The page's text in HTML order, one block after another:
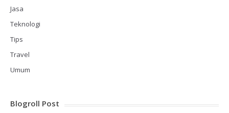
Jasa
Teknologi
Tips
Travel
Umum
Blogroll Post